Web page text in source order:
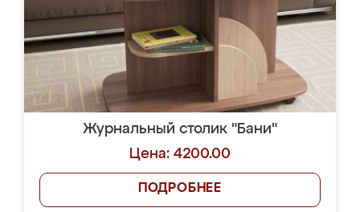
Журнальный столик "Бани"
Цена: 4200.00
ПОДРОБНЕЕ